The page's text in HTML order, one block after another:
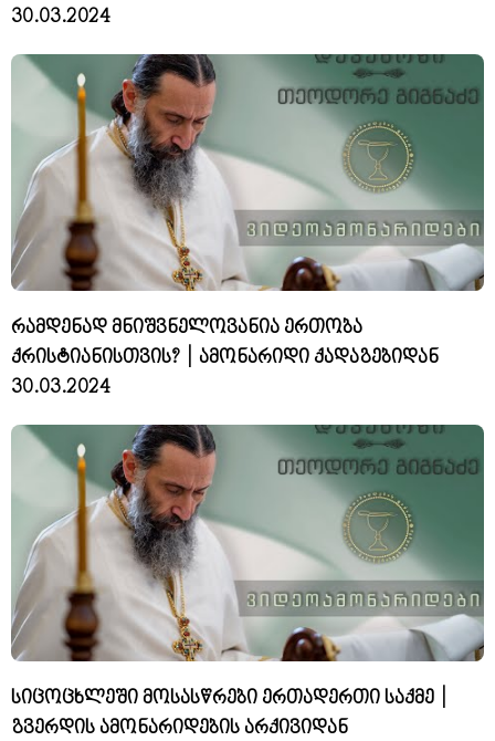
30.03.2024
რამდენად მნიშვნელოვანია ერთობა
ქრისტიანისთვის? | ამონარიდი ქადაგებიდან
30.03.2024
სიცოცხლეში მოსასწრები ერთადერთი საქმე |
გვერდის ამონარიდების არქივიდან